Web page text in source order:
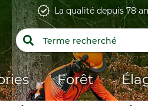
La qualité depuis 78
Forêt